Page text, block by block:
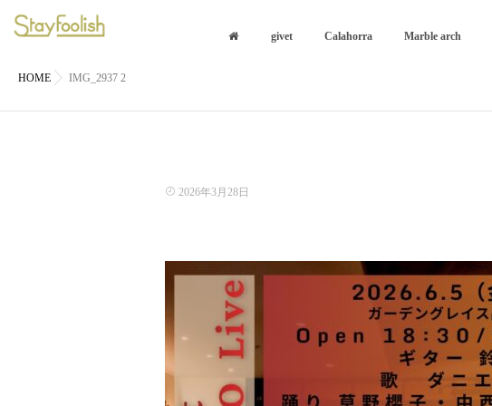
givet Calahorra Marble arch
HOME IMG_2937 2
2026年3月28日